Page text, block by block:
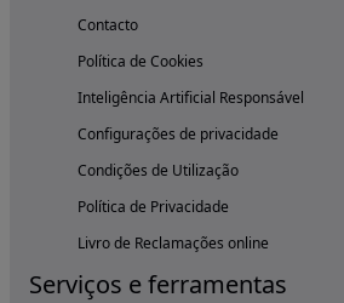
Contacto
Política de Cookies
Inteligência Artificial Responsável
Configurações de privacidade
Condições de Utilização
Política de Privacidade
Livro de Reclamações online
Serviços e ferramentas